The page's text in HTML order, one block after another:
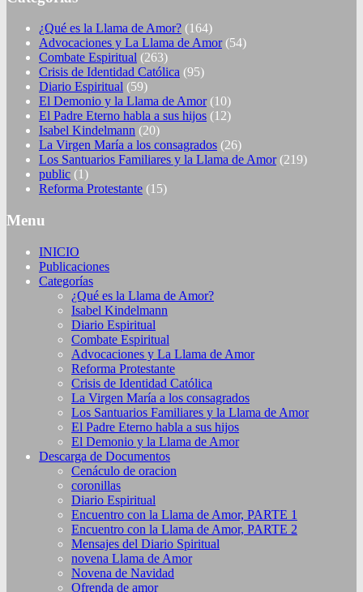
¿Qué es la Llama de Amor? (164)
Advocaciones y La Llama de Amor(54)
Combate Espiritual (263)
Crisis de Identidad Católica (95)
Diario Espiritual (59)
El Demonio y la Llama de Amor(10)
El Padre Eterno habla a sus hijos (12)
Isabel Kindelmann (20)
La Virgen María a los consagrados (26)
Los Santuarios Familiares y la Llama de Amor(219)
public (1)
Reforma Protestante (15)
Menu
INICIO
Publicaciones
Categorías
¿Qué es la Llama de Amor?
Isabel Kindelmann
Diario Espiritual
Combate Espiritual
Advocaciones y La Llama de Amor
Reforma Protestante
Crisis de Identidad Católica
La Virgen María a los consagrados
Los Santuarios Familiares y la Llama de Amor
El Padre Eterno habla a sus hijos
El Demonio y la Llama de Amor
Descarga de Documentos
Cenáculo de oracion
coronillas
Diario Espiritual
Encuentro con la Llama de Amor, PARTE 1
Encuentro con la Llama de Amor, PARTE 2
Mensajes del Diario Spiritual
novena Llama de Amor
Novena de Navidad
Ofrenda de amor